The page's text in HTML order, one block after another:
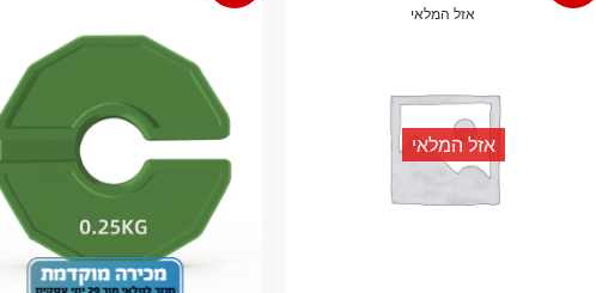
אזל המלאי
אזל המלאי